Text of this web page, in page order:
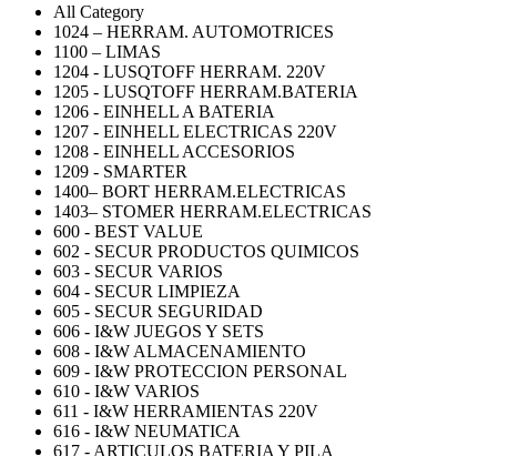
All Category
1024 – HERRAM. AUTOMOTRICES
1100 – LIMAS
1204 - LUSQTOFF HERRAM. 220V
1205 - LUSQTOFF HERRAM.BATERIA
1206 - EINHELL A BATERIA
1207 - EINHELL ELECTRICAS 220V
1208 - EINHELL ACCESORIOS
1209 - SMARTER
1400– BORT HERRAM.ELECTRICAS
1403– STOMER HERRAM.ELECTRICAS
600 - BEST VALUE
602 - SECUR PRODUCTOS QUIMICOS
603 - SECUR VARIOS
604 - SECUR LIMPIEZA
605 - SECUR SEGURIDAD
606 - I&W JUEGOS Y SETS
608 - I&W ALMACENAMIENTO
609 - I&W PROTECCION PERSONAL
610 - I&W VARIOS
611 - I&W HERRAMIENTAS 220V
616 - I&W NEUMATICA
617 - ARTICULOS BATERIA Y PILA